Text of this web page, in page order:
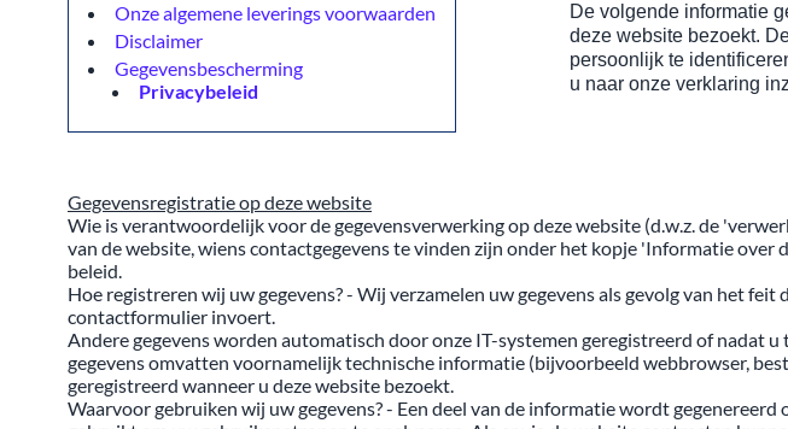
Onze algemene leverings voorwaarden
Disclaimer
Gegevensbescherming
Privacybeleid
De volgende informatie
deze website bezoekt.
persoonlijk te
u naar onze verklaring
Gegevensregistratie op deze website
Wie is verantwoordelijk voor de gegevensverwerking op deze website (d.w.z. de
van de website, wiens contactgegevens te vinden zijn onder het kopje 'Informatie
beleid.
Hoe registreren wij uw gegevens? - Wij verzamelen uw gegevens als gevolg van het
contactformulier invoert.
Andere gegevens worden automatisch door onze IT-systemen geregistreerd of nadat
gegevens omvatten voornamelijk technische informatie (bijvoorbeeld webbrowser,
geregistreerd wanneer u deze website bezoekt.
Waarvoor gebruiken wij uw gegevens? - Een deel van de informatie wordt